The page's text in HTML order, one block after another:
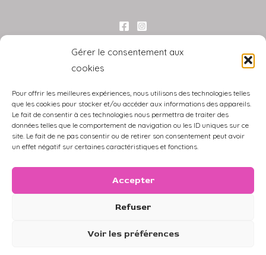
Gérer le consentement aux
cookies
Pour offrir les meilleures expériences, nous utilisons des technologies telles
que les cookies pour stocker et/ou accéder aux informations des appareils.
Le fait de consentir à ces technologies nous permettra de traiter des
données telles que le comportement de navigation ou les ID uniques sur ce
site. Le fait de ne pas consentir ou de retirer son consentement peut avoir
un effet négatif sur certaines caractéristiques et fonctions.
Accepter
Refuser
Voir les préférences
Liens utiles
Mes spécialisations
Mon compte
Mentions Légales
CGV
Olithérapies